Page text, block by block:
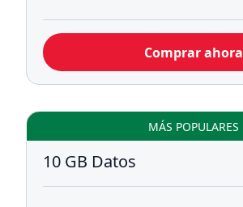
Comprar ahora
MÁS POPULARES
10 GB Datos